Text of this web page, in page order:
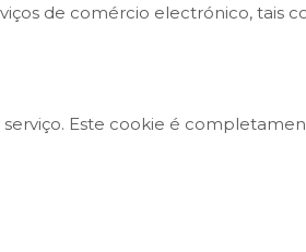
de comércio electrónico, tais
Este cookie é